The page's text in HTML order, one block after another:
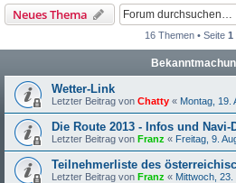
Neues Thema
16 Themen • Seite 1
Wetter-Link
Letzter Beitrag von Chatty « Montag, 19.
Die Route 2013 - Infos und Navi-
Letzter Beitrag von Franz « Freitag, 9.
Teilnehmerliste des
Letzter Beitrag von Franz « Mittwoch,